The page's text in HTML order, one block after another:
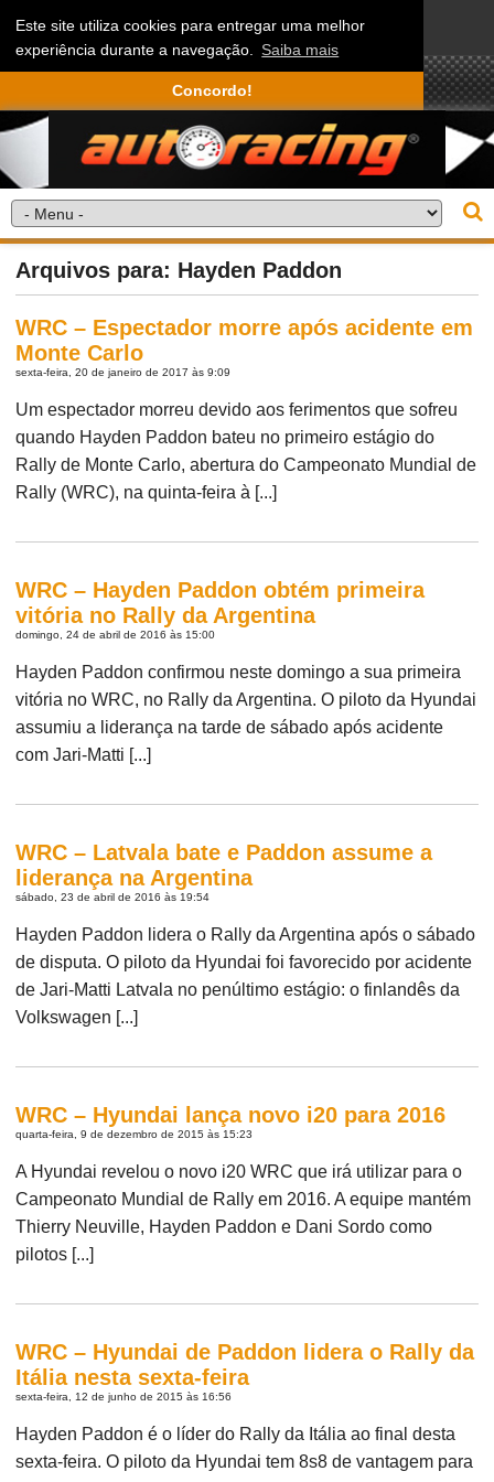
Este site utiliza cookies para entregar uma melhor
experiência durante a navegação. Saiba mais
Concordo!
Arquivos para: Hayden Paddon
WRC – Espectador morre após acidente em
Monte Carlo
sexta-feira, 20 de janeiro de 2017 às 9:09
Um espectador morreu devido aos ferimentos que sofreu
quando Hayden Paddon bateu no primeiro estágio do
Rally de Monte Carlo, abertura do Campeonato Mundial de
Rally (WRC), na quinta-feira à [...]
WRC – Hayden Paddon obtém primeira
vitória no Rally da Argentina
domingo, 24 de abril de 2016 às 15:00
Hayden Paddon confirmou neste domingo a sua primeira
vitória no WRC, no Rally da Argentina. O piloto da Hyundai
assumiu a liderança na tarde de sábado após acidente
com Jari-Matti [...]
WRC – Latvala bate e Paddon assume a
liderança na Argentina
sábado, 23 de abril de 2016 às 19:54
Hayden Paddon lidera o Rally da Argentina após o sábado
de disputa. O piloto da Hyundai foi favorecido por acidente
de Jari-Matti Latvala no penúltimo estágio: o finlandês da
Volkswagen [...]
WRC – Hyundai lança novo i20 para 2016
quarta-feira, 9 de dezembro de 2015 às 15:23
A Hyundai revelou o novo i20 WRC que irá utilizar para o
Campeonato Mundial de Rally em 2016. A equipe mantém
Thierry Neuville, Hayden Paddon e Dani Sordo como
pilotos [...]
WRC – Hyundai de Paddon lidera o Rally da
Itália nesta sexta-feira
sexta-feira, 12 de junho de 2015 às 16:56
Hayden Paddon é o líder do Rally da Itália ao final desta
sexta-feira. O piloto da Hyundai tem 8s8 de vantagem para